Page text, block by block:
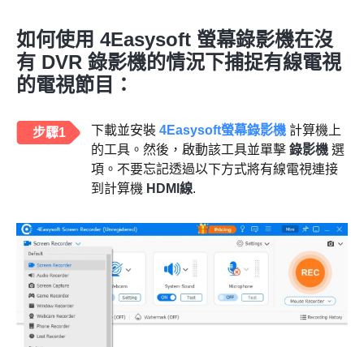
如何使用 4Easysoft 螢幕錄影機在沒
有 DVR 錄影機的情況下捕捉有線電視
的電視節目：
步驟1 下載並安裝 4Easysoft螢幕錄影機 計算機上
的工具。然後，啟動該工具並單擊 錄影機 選
項。不要忘記透過以下方式將有線電視連接
到計算機 HDMI線.